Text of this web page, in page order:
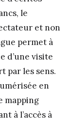
le
et non
permet à
d’une visite
par les sens.
en
mapping
à l’accès à